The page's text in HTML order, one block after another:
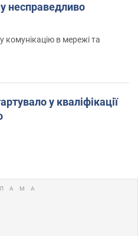
несправедливо
в мережі та
у кваліфікації